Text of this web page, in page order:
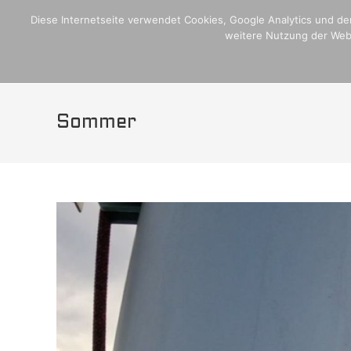
Home Crew,Schiff und Media Blogseite Plan
Sommer
Diese Internetseite verwendet Cookies, Google Analytics und
weitere Nutzung der